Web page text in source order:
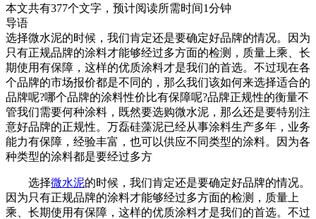
本文共有377个文字，预计阅读所需时间1分钟
导语
选择微水泥的时候，我们肯定还是要确定好品牌的情况。因为
只有正规品牌的涂料才能够经过多方面的检测，质量上乘、长
期使用有保障，这样的优质涂料才是我们的首选。不过现在各
个品牌的市场报价都是不同的，那么我们该如何来选择适合的
品牌呢?哪个品牌的涂料性价比有保障呢?品牌正规性的衡量不
管我们需要何种涂料，既然要选购微水泥，那么还是要特别注
意好品牌的正规性。万磊硅藻泥已经从事涂料生产多年，业务
能力有保障，经验丰富，也可以供应不同类型的涂料。因为各
种类型的涂料都是要经过多方
选择微水泥的时候，我们肯定还是要确定好品牌的情况。
因为只有正规品牌的涂料才能够经过多方面的检测，质量上
乘、长期使用有保障，这样的优质涂料才是我们的首选。不过